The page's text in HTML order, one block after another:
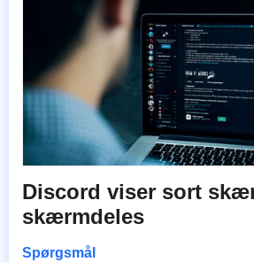
Discord viser sort
skærmdeles
Spørgsmål